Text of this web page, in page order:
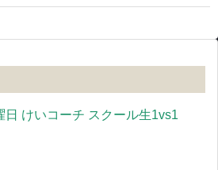
日 けいコーチ スクール生1vs1